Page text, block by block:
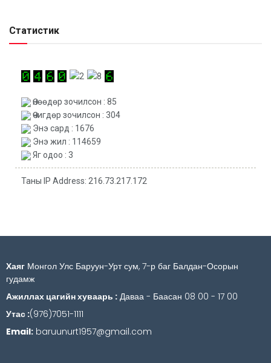
Статистик
Өнөөдөр зочилсон : 85
Өчигдөр зочилсон : 304
Энэ сард : 1676
Энэ жил : 114659
Яг одоо : 3
Таны IP Address: 216.73.217.172
Хаяг Монгол Улс Баруун-Урт сум, 7-р баг Балдан-Осорын
гудамж
Ажиллах цагийн хуваарь : Даваа - Баасан 08 00 - 17 00
Утас :(976)7051-1111
Email: baruunurt1957@gmail.com